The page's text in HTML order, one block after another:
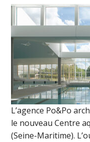
L’agence Po&Po
le nouveau Centre
(Seine-Maritime).